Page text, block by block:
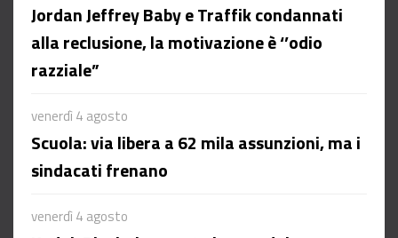
Jordan Jeffrey Baby e Traffik condannati
alla reclusione, la motivazione è ‘’odio
razziale”
venerdì 4 agosto
Scuola: via libera a 62 mila assunzioni, ma i
sindacati frenano
venerdì 4 agosto